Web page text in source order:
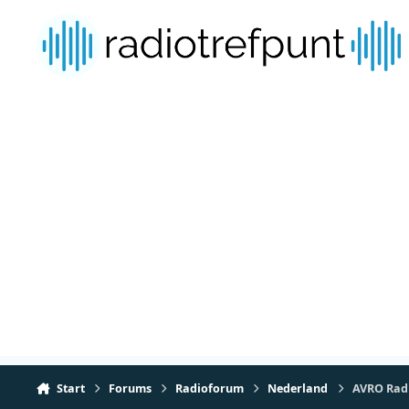
Start Forums Radioforum Nederland AVRO